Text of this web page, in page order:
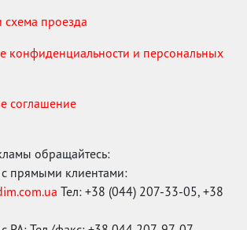
проезда
конфиденциальности и персональных
соглашение
обращайтесь:
прямыми клиентами:
Тел: +38 (044) 207-33-05, +38